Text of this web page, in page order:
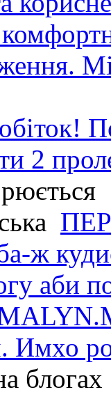
2
ж
аби
Имхо
блогах